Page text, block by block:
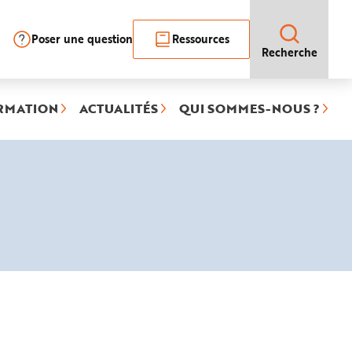
Poser une question
Ressources
Recherche
ACTUALITÉS QUI SOMMES-NOUS ?